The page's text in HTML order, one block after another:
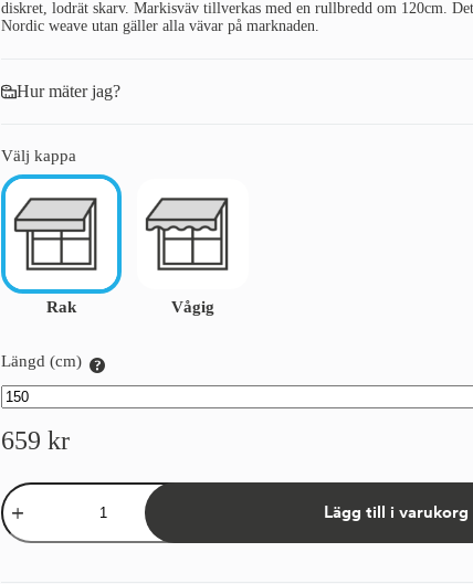
diskret, lodrät skarv. Markisväv tillverkas med en rullbredd om 120cm.
Nordic weave utan gäller alla vävar på marknaden.
Hur mäter jag?
Välj kappa
Rak Vågig
Längd (cm)
659 kr
Kappa
Sandatex
15/14
Grå/Beige
Lägg till i varukorg